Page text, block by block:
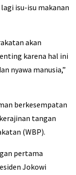
isu-isu makanan
akan
karena hal ini
nyawa manusia,”
berkesempatan
tangan
(WBP).
pertama
Jokowi